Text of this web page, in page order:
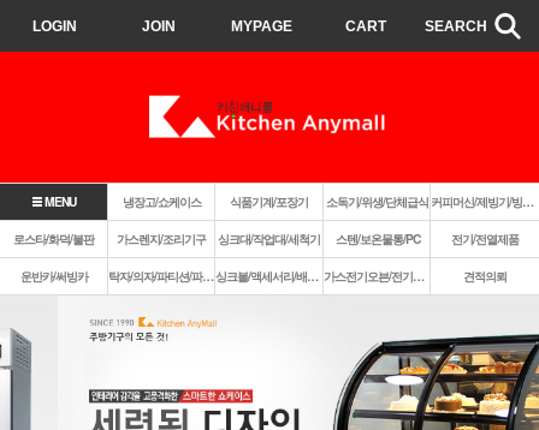
LOGIN JOIN MYPAGE CART SEARCH
MENU 냉장고/쇼케이스 식품기계/포장기 소독기/위생/단체급식 커피머신/제빙기/빙삭기
로스타/화덕/불판 가스렌지/조리기구 싱크대/작업대/세척기 스텐/보온물통/PC 전기/전열제품
운반카/써빙카 탁자/의자/파티션/파라솔 싱크볼/액세서리/배수구 가스전기오븐/전기렌지쿡탑/렌지후드 견적의뢰